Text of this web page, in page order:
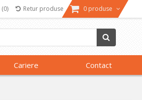
(0) Retur produse 0 produse
Cariere Contact